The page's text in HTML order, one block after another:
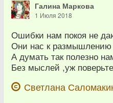
Галина Маркова
1 Июля 2018
Ошибки нам покоя не
Они нас к размышлению
А думать так полезно
Без мыслей ,уж
Светлана